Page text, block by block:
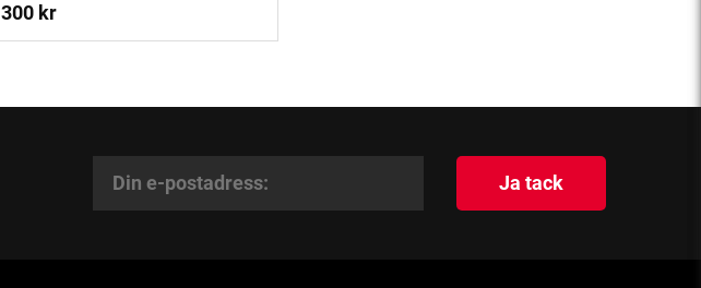
300 kr
Ja tack